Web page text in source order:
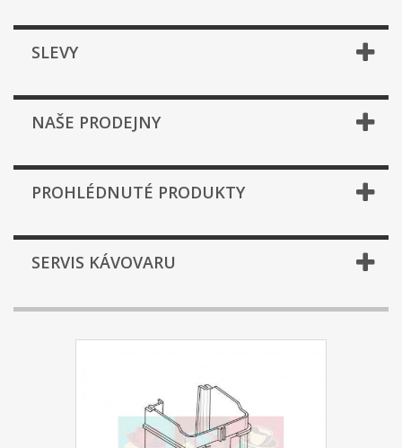
SLEVY
NAŠE PRODEJNY
PROHLÉDNUTÉ PRODUKTY
SERVIS KÁVOVARU